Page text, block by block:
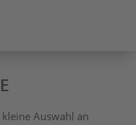
Auswahl an